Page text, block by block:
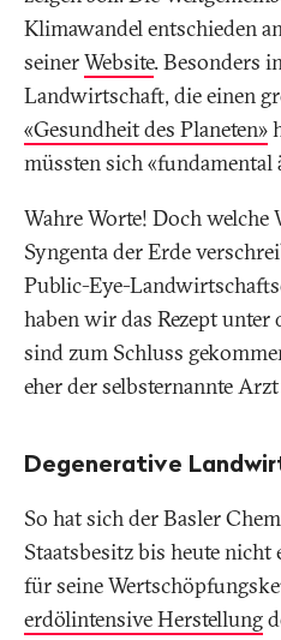
Klimawandel entschieden
seinerWebsite. Besonders
Landwirtschaft, die einen
«Gesundheit des Planeten»
müssten sich «fundamental
Wahre Worte! Doch
Syngenta der Erde
Public-Eye-
haben wir das Rezept
sind zum Schluss
eher der selbsternannte
Degenerative
So hat sich der Basler
Staatsbesitz bis heute
für seine
erdölintensive Herstellung